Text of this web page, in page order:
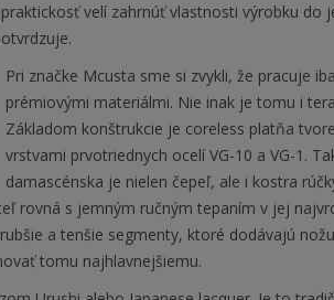
velí zahrnúť vlastnosti výrobku do
Pri značke Mcusta sme si zvykli, že pracuje
prémiovými materiálmi. Nie inak je tomu i
Základom konštrukcie je coreless platňa
vrstvami prvotriednych ocelí VG-10 a VG-1.
damascénska je nielen čepeľ, ale i kostra
rovná s jemným ručným tepaním v jej
a tenšie segmenty, ktoré dodávajú
tomu najhlavnejšiemu.